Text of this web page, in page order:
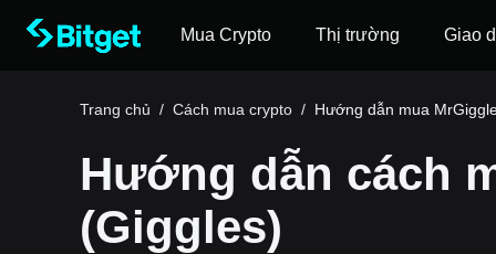
Mua Crypto Thị trường Giao
Trang chủ / Cách mua crypto / Hướng dẫn mua
Hướng dẫn cách
(Giggles)